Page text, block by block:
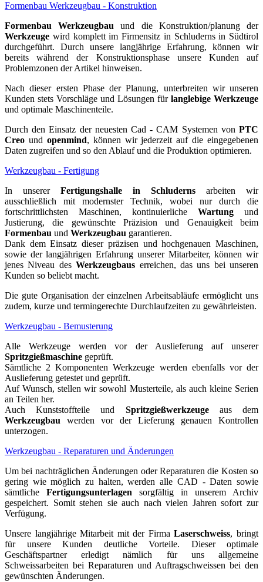
Formenbau Werkzeugbau - Konstruktion
FormenbauWerkzeugbau und die Konstruktion/planung der
Werkzeuge wird komplett im Firmensitz in Schluderns in Südtirol
durchgeführt. Durch unsere langjährige Erfahrung, können wir
bereits während der Konstruktionsphase unsere Kunden auf
Problemzonen der Artikel hinweisen.
Nach dieser ersten Phase der Planung, unterbreiten wir unseren
Kunden stets Vorschläge und Lösungen für langlebige Werkzeuge
und optimale Maschinenteile.
Durch den Einsatz der neuesten Cad - CAM Systemen von PTC
Creo und openmind, können wir jederzeit auf die eingegebenen
Daten zugreifen und so den Ablauf und die Produktion optimieren.
Werkzeugbau - Fertigung
In unserer Fertigungshalle in Schluderns arbeiten wir
ausschließlich mit modernster Technik, wobei nur durch die
fortschrittlichsten Maschinen, kontinuierliche Wartung und
Justierung, die gewünschte Präzision und Genauigkeit beim
Formenbau und Werkzeugbau garantieren.
Dank dem Einsatz dieser präzisen und hochgenauen Maschinen,
sowie der langjährigen Erfahrung unserer Mitarbeiter, können wir
jenes Niveau desWerkzeugbaus erreichen, das uns bei unseren
Kunden so beliebt macht.
Die gute Organisation der einzelnen Arbeitsabläufe ermöglicht uns
zudem, kurze und termingerechte Durchlaufzeiten zu gewährleisten.
Werkzeugbau - Bemusterung
Alle Werkzeuge werden vor der Auslieferung auf unserer
Spritzgießmaschine geprüft.
Sämtliche 2 Komponenten Werkzeuge werden ebenfalls vor der
Auslieferung getestet und geprüft.
Auf Wunsch, stellen wir sowohl Musterteile, als auch kleine Serien
an Teilen her.
Auch Kunststoffteile und Spritzgießwerkzeugeaus dem
Werkzeugbau werden vor der Lieferung genauen Kontrollen
unterzogen.
Werkzeugbau - Reparaturen und Änderungen
Um bei nachträglichen Änderungen oder Reparaturen die Kosten so
gering wie möglich zu halten, werden alle CAD - Daten sowie
sämtliche Fertigungsunterlagen sorgfältig in unserem Archiv
gespeichert. Somit stehen sie auch nach vielen Jahren sofort zur
Verfügung.
Unsere langjährige Mitarbeit mit der FirmaLaserschweiss, bringt
für unsere Kunden deutliche Vorteile. Dieser optimale
Geschäftspartner erledigt nämlich für uns allgemeine
Schweissarbeiten bei Reparaturen und Auftragschweissen bei den
gewünschten Änderungen.